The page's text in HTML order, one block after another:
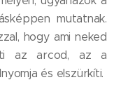
mutatnak.
hogy ami neked
az arcod, az a
és elszürkíti.